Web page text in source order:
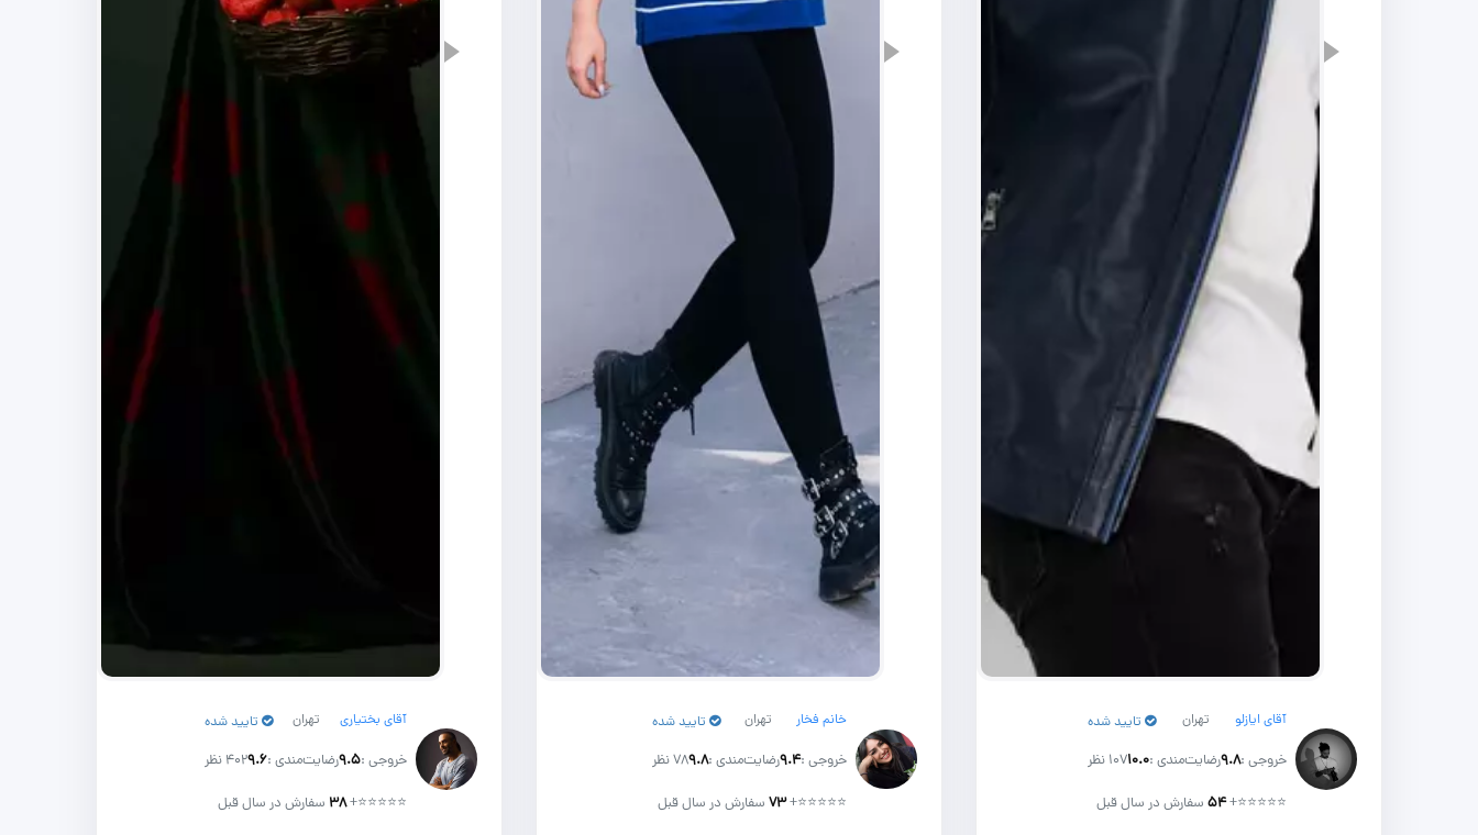
آقای ایازلو تهران تایید شده
خروجی :۹.۸رضایت‌مندی :۱۰.۰107 نظر
⭐⭐⭐⭐⭐
+۵۴سفارش در سال قبل
خانم فخار تهران تایید شده
خروجی :۹.۴رضایت‌مندی :۹.۸78 نظر
⭐⭐⭐⭐⭐
+۷۳سفارش در سال قبل
آقای بختیاری تهران تایید شده
خروجی :۹.۵رضایت‌مندی :۹.۶402 نظر
⭐⭐⭐⭐⭐
+۳۸ سفارش در سال قبل